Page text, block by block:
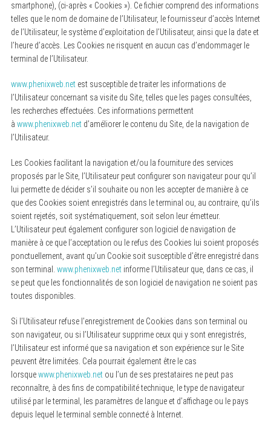
smartphone), (ci-après « Cookies »). Ce fichier comprend des informations
telles que le nom de domaine de l’Utilisateur, le fournisseur d’accès Internet
de l’Utilisateur, le système d’exploitation de l’Utilisateur, ainsi que la date et
l’heure d’accès. Les Cookies ne risquent en aucun cas d’endommager le
terminal de l’Utilisateur.
www.phenixweb.netest susceptible de traiter les informations de
l’Utilisateur concernant sa visite du Site, telles que les pages consultées,
les recherches effectuées. Ces informations permettent
à www.phenixweb.netd’améliorer le contenu du Site, de la navigation de
l’Utilisateur.
Les Cookies facilitant la navigation et/ou la fourniture des services
proposés par le Site, l’Utilisateur peut configurer son navigateur pour qu’il
lui permette de décider s’il souhaite ou non les accepter de manière à ce
que des Cookies soient enregistrés dans le terminal ou, au contraire, qu’ils
soient rejetés, soit systématiquement, soit selon leur émetteur.
L’Utilisateur peut également configurer son logiciel de navigation de
manière à ce que l’acceptation ou le refus des Cookies lui soient proposés
ponctuellement, avant qu’un Cookie soit susceptible d’être enregistré dans
son terminal. www.phenixweb.netinforme l’Utilisateur que, dans ce cas, il
se peut que les fonctionnalités de son logiciel de navigation ne soient pas
toutes disponibles.
Si l’Utilisateur refuse l’enregistrement de Cookies dans son terminal ou
son navigateur, ou si l’Utilisateur supprime ceux qui y sont enregistrés,
l’Utilisateur est informé que sa navigation et son expérience sur le Site
peuvent être limitées. Cela pourrait également être le cas
lorsquewww.phenixweb.netou l’un de ses prestataires ne peut pas
reconnaître, à des fins de compatibilité technique, le type de navigateur
utilisé par le terminal, les paramètres de langue et d’affichage ou le pays
depuis lequel le terminal semble connecté à Internet.